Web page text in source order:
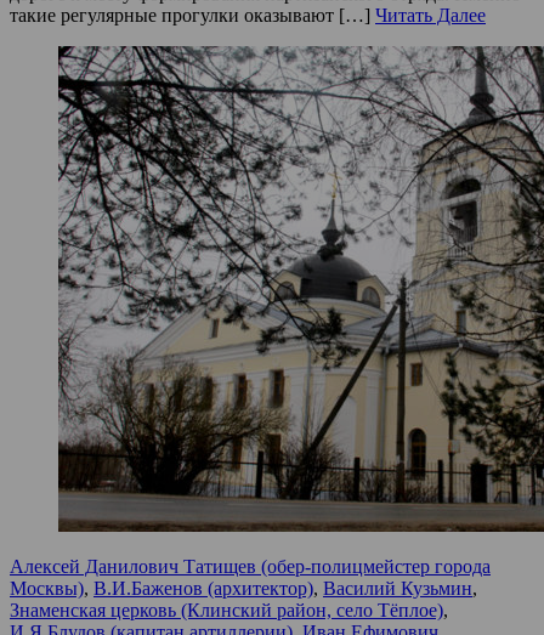
такие регулярные прогулки оказывают […] Читать Далее
Алексей Данилович Татищев (обер-полицмейстер города
Москвы), В.И.Баженов (архитектор), Василий Кузьмин,
Знаменская церковь (Клинский район, село Тёплое),